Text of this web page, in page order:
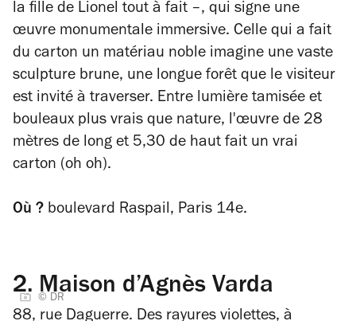
la fille de Lionel tout à fait –, qui signe une
œuvre monumentale immersive. Celle qui a fait
du carton un matériau noble imagine une vaste
sculpture brune, une longue forêt que le visiteur
est invité à traverser. Entre lumière tamisée et
bouleaux plus vrais que nature, l'œuvre de 28
mètres de long et 5,30 de haut fait un vrai
carton (oh oh).
Où ? boulevard Raspail, Paris 14e.
2. Maison d’Agnès Varda
© DR
88, rue Daguerre. Des rayures violettes, à